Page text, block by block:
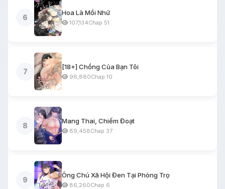
6
Hoa Là Mồi Nhử
107,134Chap 51
7
[18+] Chồng Của Bạn Tôi
96,880Chap 10
8
Mang Thai, Chiếm Đoạt
89,458Chap 37
9
Ông Chú Xã Hội Đen Tại Phòng Trọ
86,260Chap 6